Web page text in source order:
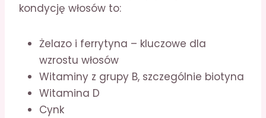
kondycję włosów to:
Żelazo i ferrytyna – kluczowe dla
wzrostu włosów
Witaminy z grupy B, szczególnie biotyna
Witamina D
Cynk